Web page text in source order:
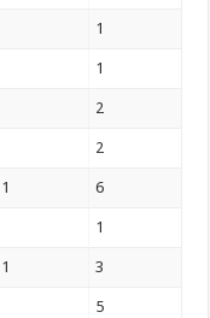
1
1
2
2
1 6
1
1 3
5